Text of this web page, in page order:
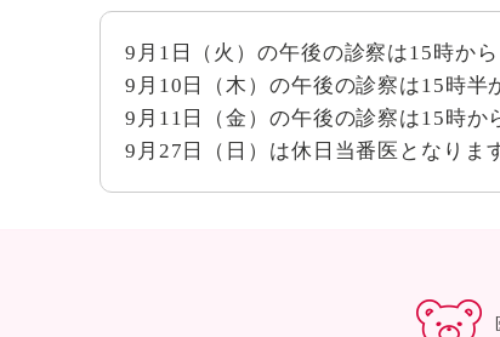
9月1日（火）の午後の診察は15時から
9月10日（木）の午後の診察は15時半
9月11日（金）の午後の診察は15時か
9月27日（日）は休日当番医となりま